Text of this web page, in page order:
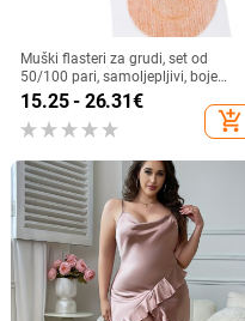
Muški flasteri za grudi, set od
50/100 pari, samoljepljivi, boje
kože, nevidljivi, protiv izbočenja,
pogodni za sport
15.25 - 26.31€
add_shopping_cart